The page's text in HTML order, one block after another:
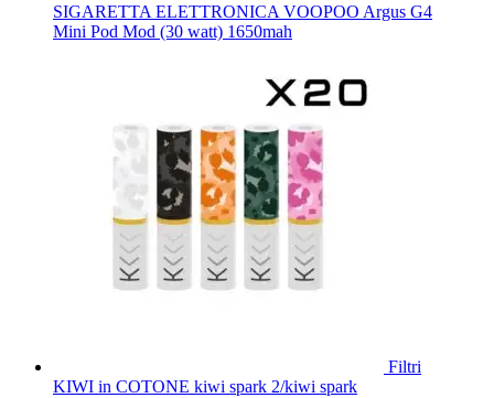
SIGARETTA ELETTRONICA VOOPOO Argus G4
Mini Pod Mod (30 watt) 1650mah
Filtri
KIWI in COTONE kiwi spark 2/kiwi spark